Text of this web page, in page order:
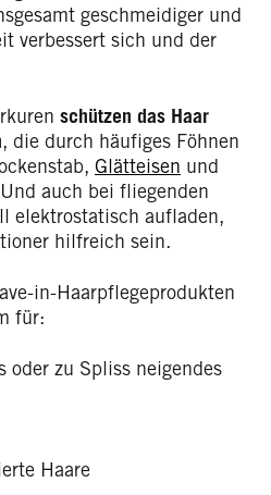
geschmeidiger und
verbessert sich und der
schützen das Haar
, die durch häufiges Föhnen
Glätteisen und
auch bei fliegenden
elektrostatisch aufladen,
hilfreich sein.
in-Haarpflegeprodukten
für:
oder zu Spliss neigendes
Haare